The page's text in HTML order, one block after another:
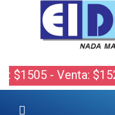
- Venta: $1525 |